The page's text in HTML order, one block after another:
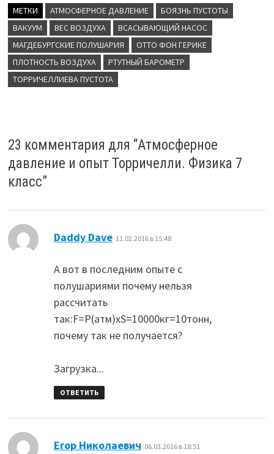
МЕТКИ АТМОСФЕРНОЕ ДАВЛЕНИЕ
БОЯЗНЬ ПУСТОТЫ
ВАКУУМ
ВЕС ВОЗДУХА
ВСАСЫВАЮЩИЙ НАСОС
МАГДЕБУРГСКИЕ ПОЛУШАРИЯ
ОТТО ФОН ГЕРИКЕ
ПЛОТНОСТЬ ВОЗДУХА
РТУТНЫЙ БАРОМЕТР
ТОРРИЧЕЛЛИЕВА ПУСТОТА
23 комментария для “Атмосферное
давление и опыт Торричелли. Физика 7
класс”
Daddy Dave: 11.02.2016 в 15:48
А вот в последним опыте с
полушариями почему нельзя
рассчитать
так:F=P(атм)хS=10000кг=10тонн,
почему так не получается?
Загрузка...
ОТВЕТИТЬ
Егор Николаевич 06.03.2016 в 18:51